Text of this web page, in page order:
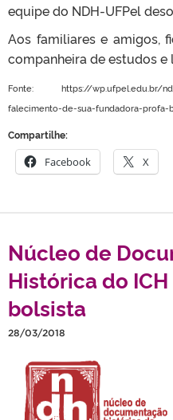
equipe do NDH-UFPel
Aos familiares e amigos,
companheira de estudos e
Fonte: https://wp.ufpel.edu.br/
falecimento-de-sua-fundadora-profa-
Compartilhe:
Facebook X
Núcleo de
Histórica do
bolsista
28/03/2018